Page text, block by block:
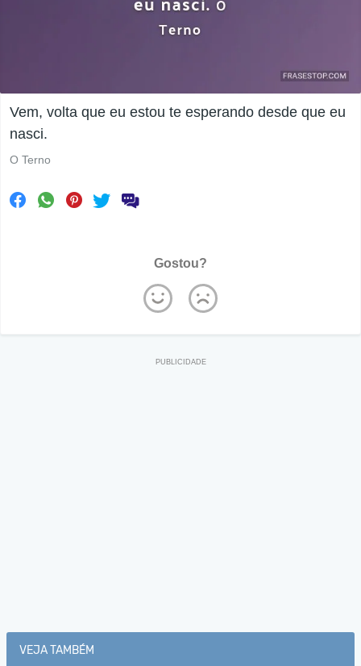
Vem, volta que eu estou te esperando desde que eu
nasci.
O Terno
Gostou?
VEJA TAMBÉM